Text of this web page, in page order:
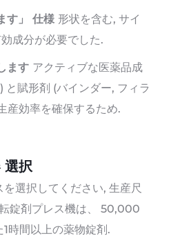
す 」 仕様 形状を含む, サイ
成分が必要でした.
ます アクティブな医薬品成
賦形剤 (バインダー, フィラ
産効率を確保するため.
選択
選択してください, 生産尺
錠剤プレス機は、 50,000
時間以上の薬物錠剤.